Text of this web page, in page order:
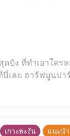
ปัง ที่ทำเอาใค
เกาะพะงัน แนะน